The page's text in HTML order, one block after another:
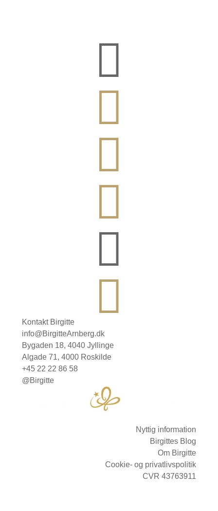






Kontakt Birgitte
info@BirgitteArnberg.dk
Bygaden 18, 4040 Jyllinge
Algade 71, 4000 Roskilde
+45 22 22 86 58
@Birgitte
Nyttig information
Birgittes Blog
Om Birgitte
Cookie- og privatlivspolitik
CVR 43763911